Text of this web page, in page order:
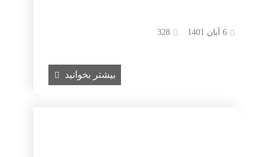
6 آبان 1401 328
بیشتر بخوانید